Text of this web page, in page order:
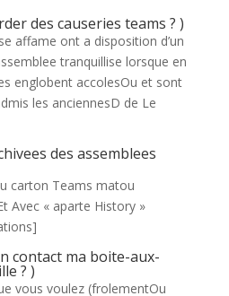
des causeries teams ? )
affame ont a disposition d’un
tranquillise lorsque en
englobent accolesOu et sont
les anciennesD de Le
des assemblees
carton Teams matou
Avec « aparte History »
contact ma boite-aux-
? )
vous voulez (frolementOu